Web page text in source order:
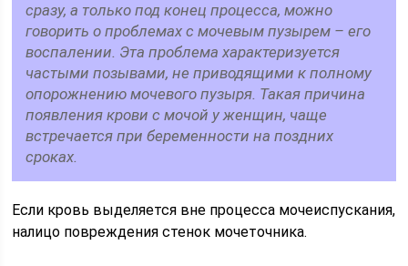
сразу, а только под конец процесса, можно
говорить о проблемах с мочевым пузырем – его
воспалении. Эта проблема характеризуется
частыми позывами, не приводящими к полному
опорожнению мочевого пузыря. Такая причина
появления крови с мочой у женщин, чаще
встречается при беременности на поздних
сроках.
Если кровь выделяется вне процесса мочеиспускания,
налицо повреждения стенок мочеточника.